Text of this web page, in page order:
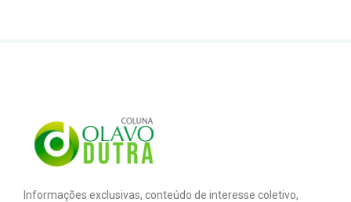
Informações exclusivas, conteúdo de interesse coletivo,